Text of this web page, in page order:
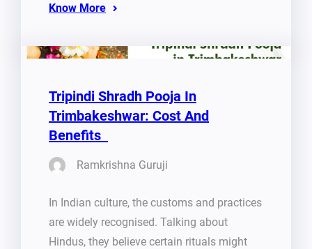
Know More
Tripindi Shradh Pooja In
Trimbakeshwar: Cost And
Benefits
Ramkrishna Guruji
In Indian culture, the customs and practices
are widely recognised. Talking about
Hindus, they believe certain rituals might